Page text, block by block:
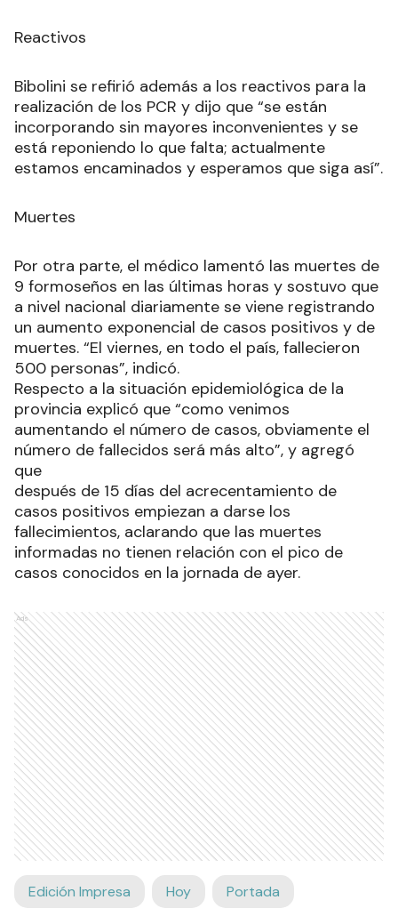
Reactivos
Bibolini se refirió además a los reactivos para la
realización de los PCR y dijo que “se están
incorporando sin mayores inconvenientes y se
está reponiendo lo que falta; actualmente
estamos encaminados y esperamos que siga así”.
Muertes
Por otra parte, el médico lamentó las muertes de
9 formoseños en las últimas horas y sostuvo que
a nivel nacional diariamente se viene registrando
un aumento exponencial de casos positivos y de
muertes. “El viernes, en todo el país, fallecieron
500 personas”, indicó.
Respecto a la situación epidemiológica de la
provincia explicó que “como venimos
aumentando el número de casos, obviamente el
número de fallecidos será más alto”, y agregó
que
después de 15 días del acrecentamiento de
casos positivos empiezan a darse los
fallecimientos, aclarando que las muertes
informadas no tienen relación con el pico de
casos conocidos en la jornada de ayer.
Ads
Edición Impresa Hoy Portada